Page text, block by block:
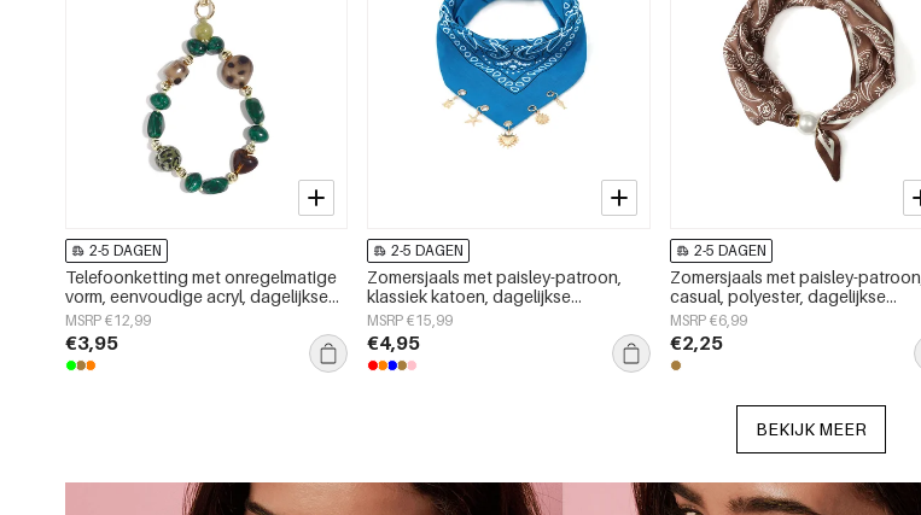
2-5 DAGEN
Telefoonketting met onregelmatige
vorm, eenvoudige acryl, dagelijkse
accessoires
MSRP €12,99
€3,95
2-5 DAGEN
Zomersjaals met paisley-patroon,
klassiek katoen, dagelijkse
accessoires
MSRP €15,99
€4,95
2-5 DAGEN
Zomersjaals met paisley-patroon,
casual, polyester, dagelijkse
accessoires
MSRP €6,99
€2,25
BEKIJK MEER